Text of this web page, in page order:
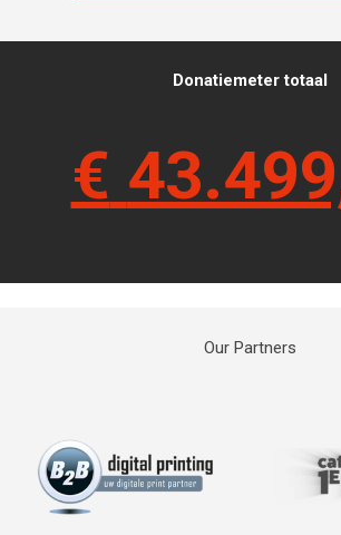
Donatiemeter totaal
€
Our Partners